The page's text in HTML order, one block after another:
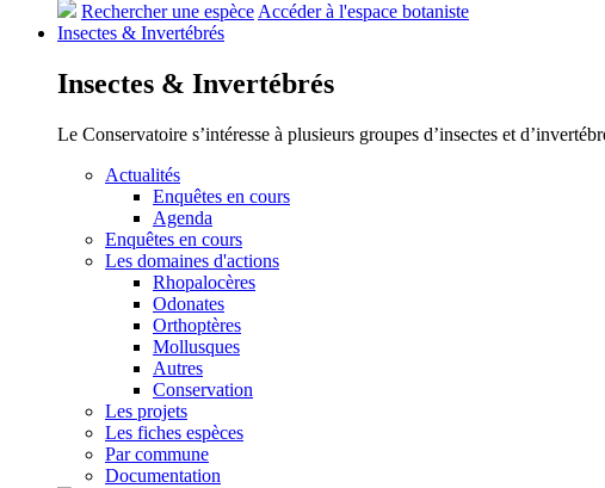
Rechercher une espèceAccéder à l'espace botaniste
Insectes & Invertébrés
Insectes & Invertébrés
Le Conservatoire s’intéresse à plusieurs groupes d’insectes et
Actualités
Enquêtes en cours
Agenda
Enquêtes en cours
Les domaines d'actions
Rhopalocères
Odonates
Orthoptères
Mollusques
Autres
Conservation
Les projets
Les fiches espèces
Par commune
Documentation